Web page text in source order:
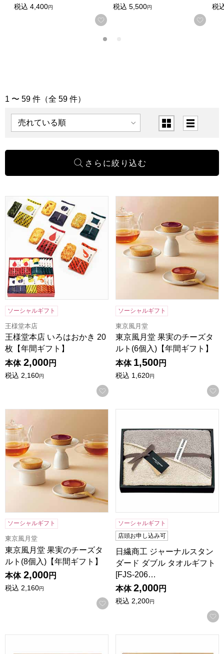
税込 4,400円
お気に入りに登録する
税込 5,500円
お気
税
「送別＆お礼のギフト」の商品一覧
1 〜 59 件（全 59 件）
表示順 表示切替
王様堂本店 いろはおかき 20枚【年間ギフト】
ソーシャルギフト
王様堂本店
王様堂本店 いろはおかき 20
枚【年間ギフト】
本体 2,000円
税込 2,160円
お気に入りに登録する
ソーシャルギフト
東京風月堂
東京風月堂 果実のチーズタ
ルト(6個入)【年間ギフト】
本体 1,500円
税込 1,620円
ソーシャルギフト
東京風月堂
東京風月堂 果実のチーズタ
ルト(8個入)【年間ギフト】
本体 2,000円
税込 2,160円
お気に入りに登録する
ソーシャルギフト
店頭お申し込み可
日繊商工 ジャーナルスタン
ダード ダブル タオルギフト
[FJS-206…
本体 2,000円
税込 2,200円